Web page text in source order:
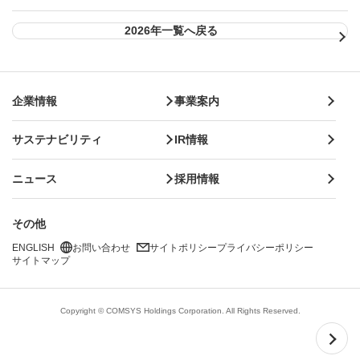
2026年一覧へ戻る
企業情報 事業案内
サステナビリティ IR情報
ニュース 採用情報
その他
ENGLISH お問い合わせ サイトポリシープライバシーポリシー
サイトマップ
Copyright © COMSYS Holdings Corporation. All Rights Reserved.